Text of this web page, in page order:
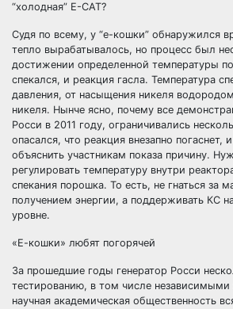
“холодная” Е-САТ?
Судя по всему, у “е-кошки” обнаружился
тепло вырабатывалось, но процесс был
достижении определенной температуры
спекался, и реакция гасла. Температура
давления, от насыщения никеля
никеля. Нынче ясно, почему все
Росси в 2011 году, ограничивались
опасался, что реакция внезапно погаснет,
объяснить участникам показа причину.
регулировать температуру внутри
спекания порошка. То есть, не гнаться за
получением энергии, а поддерживать КС
уровне.
«Е-кошки» любят погорячей
За прошедшие годы генератор Росси
тестированию, в том числе независимыми
научная академическая общественность